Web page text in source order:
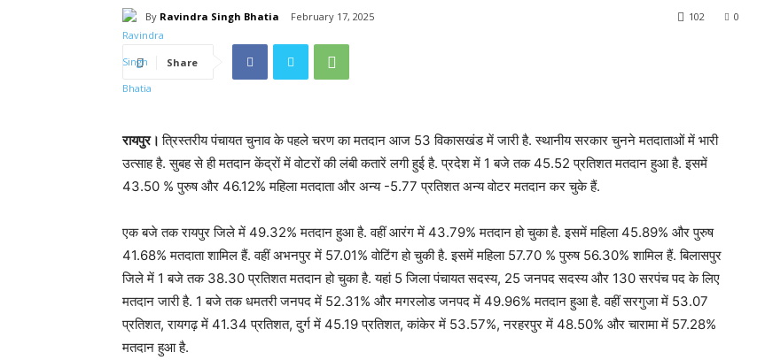
By Ravindra Singh Bhatia February 17, 2025 0
102
Share
रायपुर।त्रिस्तरीय पंचायत चुनाव के पहले चरण का मतदान आज 53 विकासखंड में जारी है. स्थानीय सरकार चुनने मतदाताओं में भारी
उत्साह है. सुबह से ही मतदान केंद्रों में वोटरों की लंबी कतारें लगी हुई है. प्रदेश में 1 बजे तक 45.52 प्रतिशत मतदान हुआ है. इसमें
43.50 % पुरुष और 46.12% महिला मतदाता और अन्य -5.77 प्रतिशत अन्य वोटर मतदान कर चुके हैं.
एक बजे तक रायपुर जिले में 49.32% मतदान हुआ है. वहीं आरंग में 43.79% मतदान हो चुका है. इसमें महिला 45.89% और पुरुष
41.68% मतदाता शामिल हैं. वहीं अभनपुर में 57.01% वोटिंग हो चुकी है. इसमें महिला 57.70 % पुरुष 56.30% शामिल हैं. बिलासपुर
जिले में 1 बजे तक 38.30 प्रतिशत मतदान हो चुका है. यहां 5 जिला पंचायत सदस्य, 25 जनपद सदस्य और 130 सरपंच पद के लिए
मतदान जारी है. 1 बजे तक धमतरी जनपद में 52.31% और मगरलोड जनपद में 49.96% मतदान हुआ है. वहीं सरगुजा में 53.07
प्रतिशत, रायगढ़ में 41.34 प्रतिशत, दुर्ग में 45.19 प्रतिशत, कांकेर में 53.57%, नरहरपुर में 48.50% और चारामा में 57.28%
मतदान हुआ है.